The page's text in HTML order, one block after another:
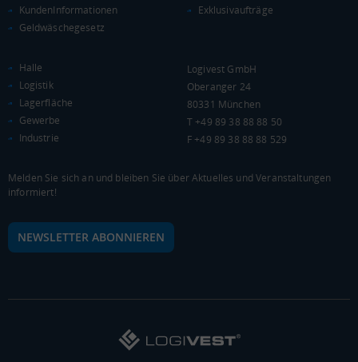
KAUFKRAFT - EURO PRO KOPF
0 €
Bundesland
WIRTSCHAFTSKRAFT(STAND: 2018)
(LANDKREIS / KREISFREIE STADT)
BRUTTOWERTSCHÖPFUNG
(LANDKREIS / KREISFREIE STADT)
KundenInformationen
Geldwäschegesetz
Exklusivaufträge
Halle
Logistik
Lagerfläche
Gewerbe
Industrie
Logivest GmbH
Oberanger 24
80331 München
T +49 89 38 88 88 50
F +49 89 38 88 88 529
Melden Sie sich an und bleiben Sie über Aktuelles und Veranstaltungen
informiert!
NEWSLETTER ABONNIEREN